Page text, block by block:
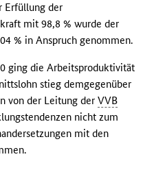
Erfüllung der
mit 98,8 % wurde der
% in Anspruch genommen.
ging die Arbeitsproduktivität
stieg demgegenüber
von der Leitung derVVB
nicht zum
mit den